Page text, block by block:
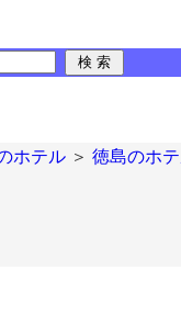
ホテル ＞ 徳島のホ